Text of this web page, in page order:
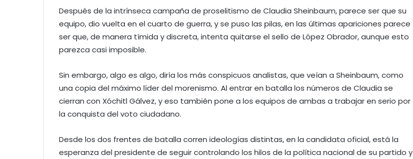
Después de la intrínseca campaña de proselitismo de Claudia Sheinbaum, parece ser que su
equipo, dio vuelta en el cuarto de guerra, y se puso las pilas, en las últimas apariciones parece
ser que, de manera tímida y discreta, intenta quitarse el sello de López Obrador, aunque esto
parezca casi imposible.
Sin embargo, algo es algo, diría los más conspicuos analistas, que veían a Sheinbaum, como
una copia del máximo líder del morenismo. Al entrar en batalla los números de Claudia se
cierran con Xóchitl Gálvez, y eso también pone a los equipos de ambas a trabajar en serio por
la conquista del voto ciudadano.
Desde los dos frentes de batalla corren ideologías distintas, en la candidata oficial, está la
esperanza del presidente de seguir controlando los hilos de la política nacional de su partido y